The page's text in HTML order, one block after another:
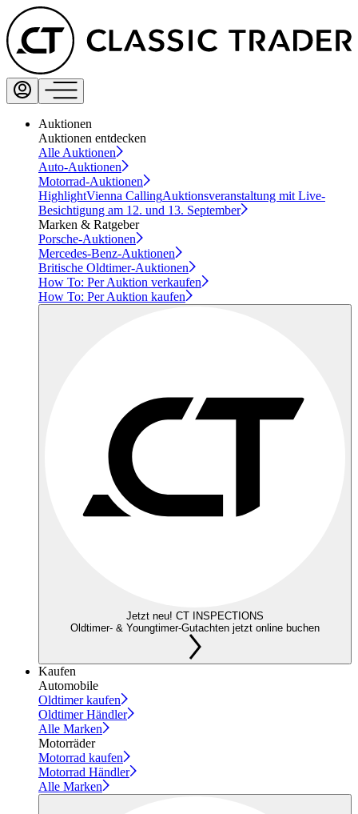
Auktionen
Auktionen entdecken
Alle Auktionen
Auto-Auktionen
Motorrad-Auktionen
HighlightVienna CallingAuktionsveranstaltung mit Live-
Besichtigung am 12. und 13. September
Marken & Ratgeber
Porsche-Auktionen
Mercedes-Benz-Auktionen
Britische Oldtimer-Auktionen
How To: Per Auktion verkaufen
How To: Per Auktion kaufen
Jetzt neu! CT INSPECTIONS
Oldtimer- & Youngtimer-Gutachten jetzt online buchen
Kaufen
Automobile
Oldtimer kaufen
Oldtimer Händler
Alle Marken
Motorräder
Motorrad kaufen
Motorrad Händler
Alle Marken